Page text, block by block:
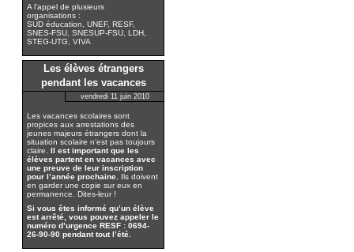
A l’appel de plusieurs
organisations :
SUD éducation, UNEF, RESF,
SNES-FSU, SNESUP-FSU, LDH,
STEG-UTG, VIVA
Les élèves étrangers
pendant les vacances
vendredi 11 juin 2010
Les vacances scolaires sont
propices aux arrestations des
jeunes majeurs étrangers dont la
situation scolaire n’est pas toujours
claire. Il est important que les
élèves partent en vacances avec
une preuve de leur inscription
pour l’année prochaine.
Ils doivent
en garder une copie sur eux en
permanence. Dites-leur !
Si vous êtes informé qu’un élève
est arrêté, vous pouvez appeler le
numéro d’urgence RESF : 0694-
26-90-90 pendant tout l’été.